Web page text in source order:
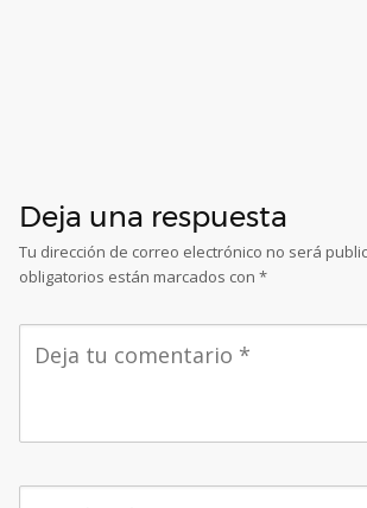
Deja una respuesta
Tu dirección de correo electrónico no será
obligatorios están marcados con *